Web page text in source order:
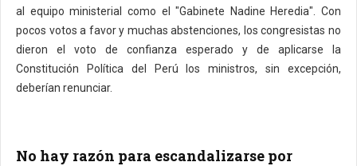
al equipo ministerial como el "Gabinete Nadine Heredia". Con
pocos votos a favor y muchas abstenciones, los congresistas no
dieron el voto de confianza esperado y de aplicarse la
Constitución Política del Perú los ministros, sin excepción,
deberían renunciar.
No hay razón para escandalizarse por